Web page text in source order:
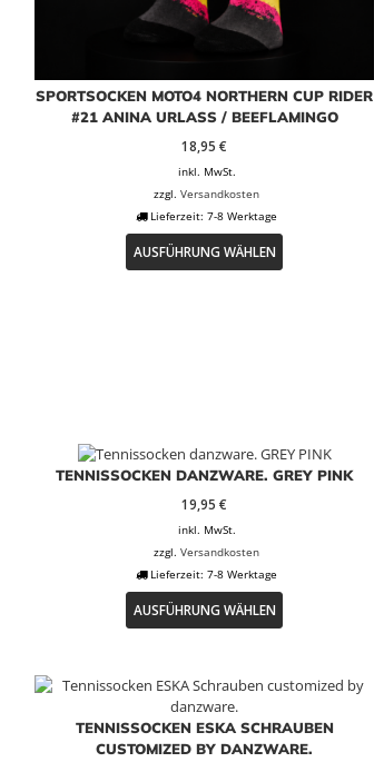
SPORTSOCKEN MOTO4 NORTHERN CUP RIDER
#21 ANINA URLASS / BEEFLAMINGO
18,95€
inkl. MwSt.
zzgl.Versandkosten
Lieferzeit:7-8 Werktage
AUSFÜHRUNG WÄHLEN
Dieses
der
Produktseite
TENNISSOCKEN DANZWARE. GREY PINK
19,95€
inkl. MwSt.
zzgl.Versandkosten
Lieferzeit:7-8 Werktage
AUSFÜHRUNG WÄHLEN
Dieses
Varianten
Die
Optionen
TENNISSOCKEN ESKA SCHRAUBEN
CUSTOMIZED BY DANZWARE.